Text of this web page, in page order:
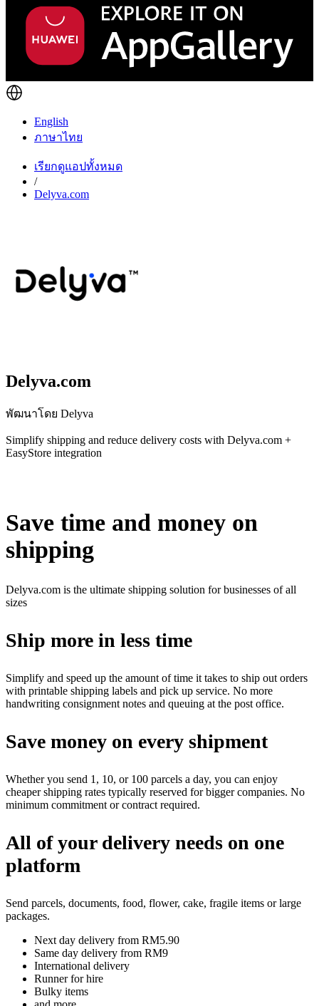
English
ภาษาไทย
เรียกดูแอปทั้งหมด
/
Delyva.com
Delyva.com
พัฒนาโดย Delyva
Simplify shipping and reduce delivery costs with Delyva.com +
EasyStore integration
Save time and money on
shipping
Delyva.com is the ultimate shipping solution for businesses of all
sizes
Ship more in less time
Simplify and speed up the amount of time it takes to ship out orders
with printable shipping labels and pick up service. No more
handwriting consignment notes and queuing at the post office.
Save money on every shipment
Whether you send 1, 10, or 100 parcels a day, you can enjoy
cheaper shipping rates typically reserved for bigger companies. No
minimum commitment or contract required.
All of your delivery needs on one
platform
Send parcels, documents, food, flower, cake, fragile items or large
packages.
Next day delivery from RM5.90
Same day delivery from RM9
International delivery
Runner for hire
Bulky items